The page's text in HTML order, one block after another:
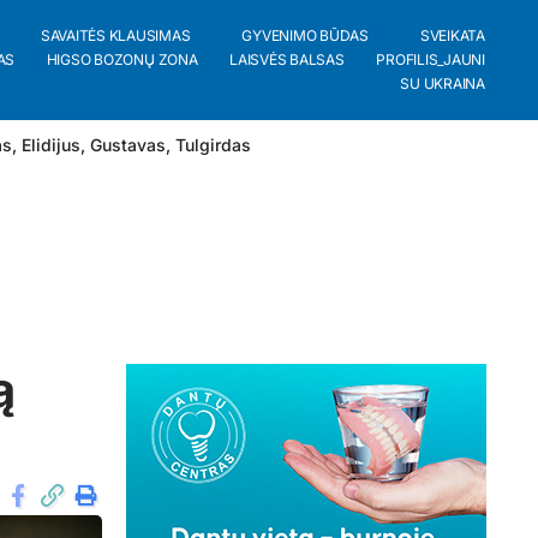
SAVAITĖS KLAUSIMAS GYVENIMO BŪDAS
SVEIKATA
HIGSO BOZONŲ ZONA LAISVĖS BALSAS
PROFILIS_JAUNI
SU UKRAINA
, Elidijus, Gustavas, Tulgirdas